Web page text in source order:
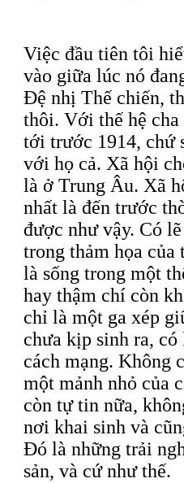
Việc đầu tiên tôi
vào giữa lúc nó
Đệ nhị Thế chiến,
thôi. Với thế hệ
tới trước 1914, chứ
với họ cả. Xã hội
là ở Trung Âu. Xã
nhất là đến trước
được như vậy. Có
trong thảm họa của
là sống trong một
hay thậm chí còn
chỉ là một ga xép
chưa kịp sinh ra,
cách mạng. Không
một mảnh nhỏ của
còn tự tin nữa,
nơi khai sinh và
Đó là những trải
sản, và cứ như thế.